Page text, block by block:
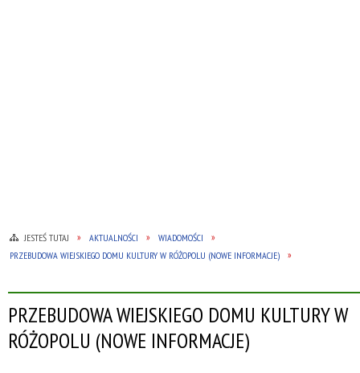
JESTEŚ TUTAJ AKTUALNOŚCI
WIADOMOŚCI
PRZEBUDOWA WIEJSKIEGO DOMU KULTURY W RÓŻOPOLU (NOWE INFORMACJE)
PRZEBUDOWA WIEJSKIEGO DOMU KULTURY W
RÓŻOPOLU (NOWE INFORMACJE)